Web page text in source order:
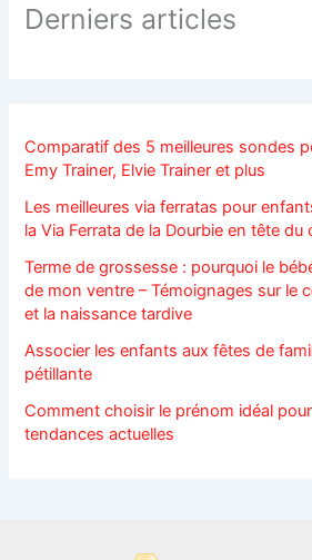
Derniers articles
Comparatif des 5 meilleures sondes
Emy Trainer, Elvie Trainer et plus
Les meilleures via ferratas pour
la Via Ferrata de la Dourbie en tête du
Terme de grossesse : pourquoi le
de mon ventre – Témoignages sur le
et la naissance tardive
Associer les enfants aux fêtes de
pétillante
Comment choisir le prénom idéal
tendances actuelles